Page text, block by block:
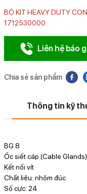
BỘ KIT HEAVY DUTY
1712530000
Liên hệ báo
Chia sẻ sản phẩm
Thông tin kỹ
BG 8
Ốc siết cáp (Cable
Kết nối vít
Chất liệu: nhôm đúc
Số cực: 24